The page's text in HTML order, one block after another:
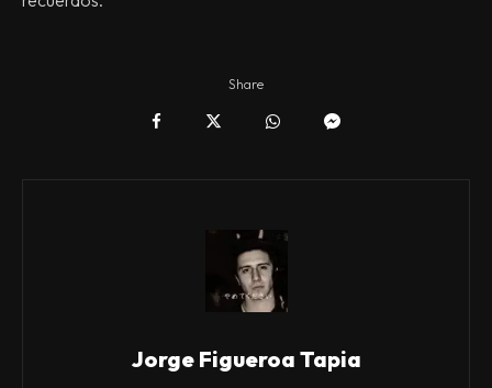
Share
Jorge Figueroa Tapia